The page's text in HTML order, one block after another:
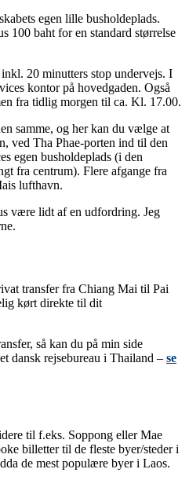
egen lille busholdeplads.
100 baht for en standard størrelse
20 minutters stop undervejs. I
kontor på hovedgaden. Også
fra tidlig morgen til ca. Kl. 17.00.
samme, og her kan du vælge at
ved Tha Phae-porten ind til den
egen busholdeplads (i den
fra centrum). Flere afgange fra
lufthavn.
være lidt af en udfordring. Jeg
transfer fra Chiang Mai til Pai
kørt direkte til dit
så kan du på min side
dansk rejsebureau i Thailand – se
til f.eks. Soppong eller Mae
billetter til de fleste byer/steder i
de mest populære byer i Laos.